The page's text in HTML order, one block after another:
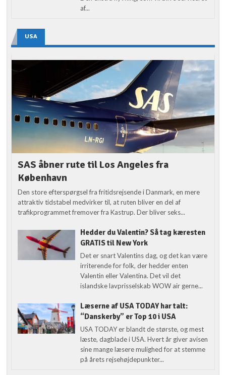
af...
USA
SAS åbner rute til Los Angeles fra
København
Den store efterspørgsel fra fritidsrejsende i Danmark, en mere
attraktiv tidstabel medvirker til, at ruten bliver en del af
trafikprogrammet fremover fra Kastrup. Der bliver seks...
Hedder du Valentin? Så tag kæresten
GRATIS til New York
Det er snart Valentins dag, og det kan være
irriterende for folk, der hedder enten
Valentin eller Valentina. Det vil det
islandske lavprisselskab WOW air gerne...
Læserne af USA TODAY har talt:
“Danskerby” er Top 10 i USA
USA TODAY er blandt de største, og mest
læste, dagblade i USA. Hvert år giver avisen
sine mange læsere mulighed for at stemme
på årets rejsehøjdepunkter...